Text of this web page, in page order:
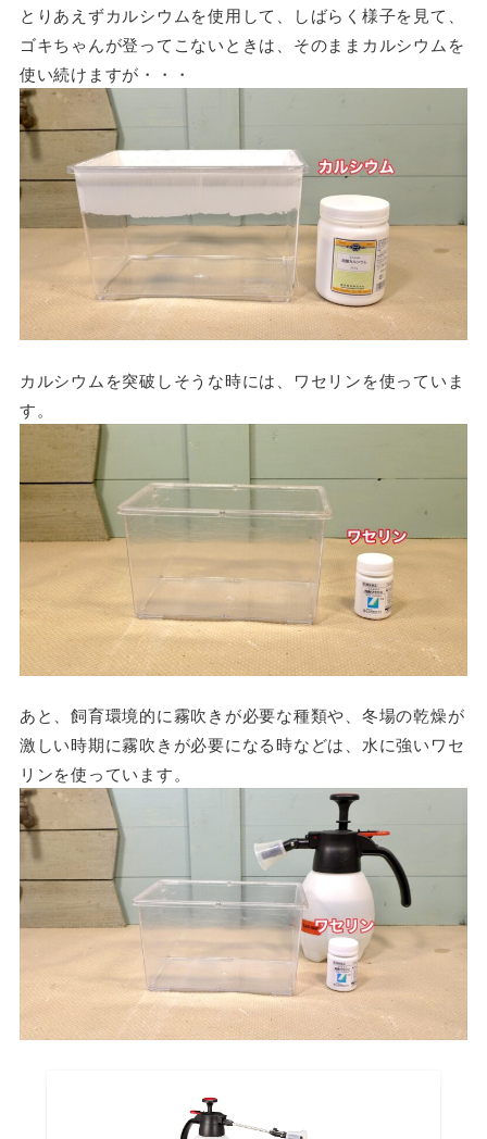
とりあえずカルシウムを使用して、しばらく様子を見て、
ゴキちゃんが登ってこないときは、そのままカルシウムを
使い続けますが・・・
カルシウムを突破しそうな時には、ワセリンを使っていま
す。
あと、飼育環境的に霧吹きが必要な種類や、冬場の乾燥が
激しい時期に霧吹きが必要になる時などは、水に強いワセ
リンを使っています。